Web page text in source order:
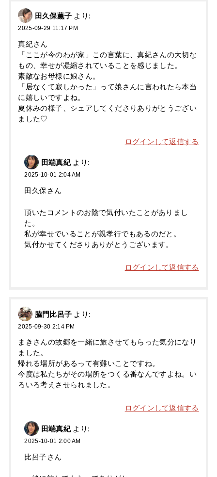
田久保薫子 より:
2025-09-29 11:17 PM
真紀さん
「ここが今のわが家」この言葉に、真紀さんの大切な
もの、幸せが凝縮されていることを感じました。
素敵なお母様に娘さん。
「居なくて寂しかった」って娘さんに言われたら本当
に嬉しいですよね。
夏休みの様子、シェアしてくださりありがとうござい
ました♡
ログインして返信する
田端真紀 より:
2025-10-01 2:04 AM
田久保さん
頂いたコメントのお陰で気付いたことがありまし
た。
私が幸せでいることが親孝行でもあるのだと。
気付かせてくださりありがとうございます。
ログインして返信する
脇門比呂子 より:
2025-09-30 2:14 PM
まきさんの故郷を一緒に旅させてもらった気分になり
ました。
帰れる場所があるって有難いことですね。
今度は私たちがその場所をつくる番なんですよね。い
ろいろ考えさせられました。
ログインして返信する
田端真紀 より:
2025-10-01 2:00 AM
比呂子さん